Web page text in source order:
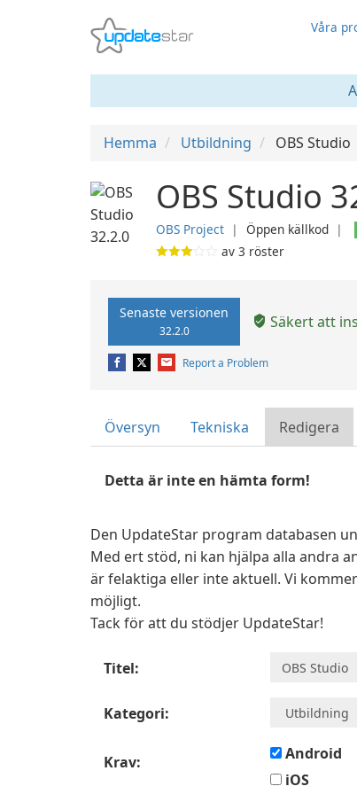
Våra
Hemma Utbildning OBS Studio
OBS Studio
OBS Project ❘ Öppen källkod ❘
av 3 röster
Senaste versionen
32.2.0 Säkert att
Report a Problem
Översyn Tekniska Redigera
Detta är inte en hämta form!
Den UpdateStar program databasen
Med ert stöd, ni kan hjälpa alla andra
är felaktiga eller inte aktuell. Vi
möjligt.
Tack för att du stödjer UpdateStar!
Titel:
Kategori:
Krav:
Android
iOS